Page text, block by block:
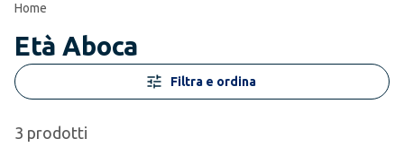
Home
Età Aboca
Filtra e ordina
3 prodotti